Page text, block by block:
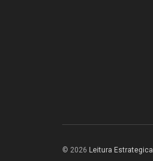
© 2026 Leitura Estrategica